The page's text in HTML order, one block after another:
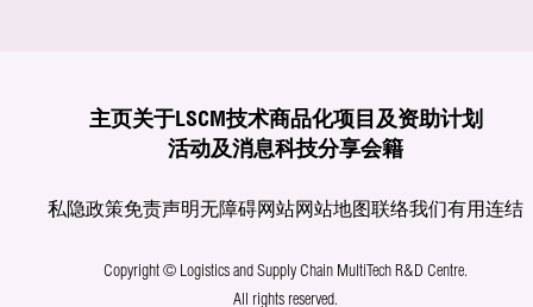
主页关于LSCM技术商品化项目及资助计划
活动及消息科技分享会籍
私隐政策免责声明无障碍网站网站地图联络我们有用连结
Copyright © Logistics and Supply Chain MultiTech R&D Centre.
All rights reserved.